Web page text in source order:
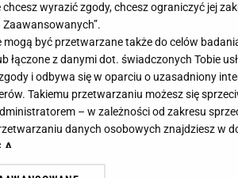
wyrazić zgody, chcesz ograniczyć jej
Zaawansowanych”.
mogą być przetwarzane także do celów
łączone z danymi dot. świadczonych Tobie
i odbywa się w oparciu o uzasadniony
Takiemu przetwarzaniu możesz się
– w zależności od zakresu
danych osobowych znajdziesz w